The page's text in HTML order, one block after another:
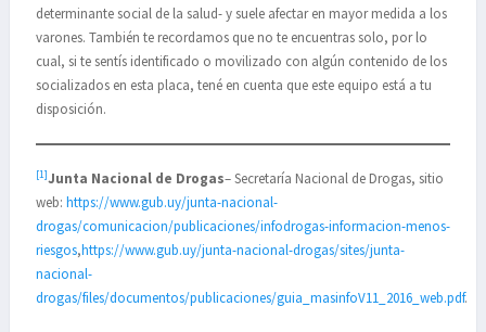
determinante social de la salud- y suele afectar en mayor medida a los
varones. También te recordamos que no te encuentras solo, por lo
cual, si te sentís identificado o movilizado con algún contenido de los
socializados en esta placa, tené en cuenta que este equipo está a tu
disposición.
[1]Junta Nacional de Drogas– Secretaría Nacional de Drogas, sitio
web: https://www.gub.uy/junta-nacional-
drogas/comunicacion/publicaciones/infodrogas-informacion-menos-
riesgos,https://www.gub.uy/junta-nacional-drogas/sites/junta-
nacional-
drogas/files/documentos/publicaciones/guia_masinfoV11_2016_web.pdf.